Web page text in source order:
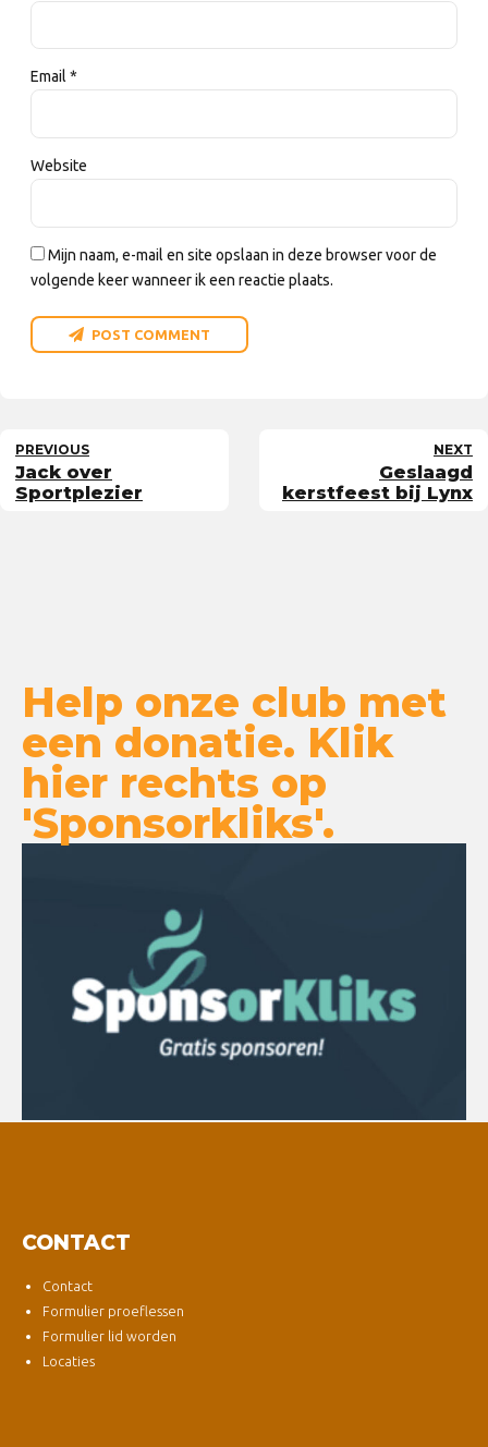
Email *
Website
Mijn naam, e-mail en site opslaan in deze browser voor de
volgende keer wanneer ik een reactie plaats.
POST COMMENT
PREVIOUS
Jack over
Sportplezier
NEXT
Geslaagd
kerstfeest bij Lynx
Help onze club met
een donatie. Klik
hier rechts op
'Sponsorkliks'.
CONTACT
Contact
Formulier proeflessen
Formulier lid worden
Locaties